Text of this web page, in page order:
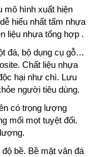
mô hình xuất hiện
hiểu nhất tấm nhựa
liệu nhựa tổng hợp .
đá, bộ dụng cụ gỗ…
Chất liệu nhựa
hại như chì. Lưu
người tiêu dùng.
có trọng lượng
mối mọt tuyệt đối.
bề. Bề mặt vân đá